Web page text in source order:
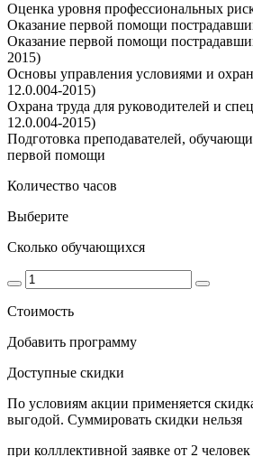
Оценка уровня профессиональных
Оказание первой помощи
Оказание первой помощи
2015)
Основы управления условиями и
12.0.004-2015)
Охрана труда для руководителей и
12.0.004-2015)
Подготовка преподавателей,
первой помощи
Количество часов
Выберите
Сколько обучающихся
Стоимость
Добавить программу
Доступные скидки
По условиям акции применяется
выгодой. Суммировать скидки нельзя
при колллективной заявке от 2